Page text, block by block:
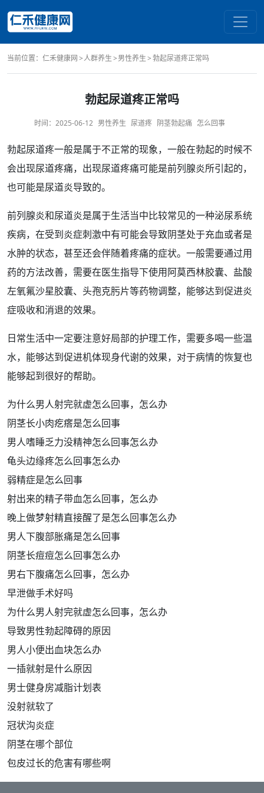
当前位置： 仁禾健康网 人群养生 男性养生 勃起尿道疼正常吗
勃起尿道疼正常吗
时间： 2025-06-12 男性养生 尿道疼 阴茎勃起痛 怎么回事
勃起尿道疼一般是属于不正常的现象，一般在勃起的时候不
会出现尿道疼痛，出现尿道疼痛可能是前列腺炎所引起的，
也可能是尿道炎导致的。
前列腺炎和尿道炎是属于生活当中比较常见的一种泌尿系统
疾病，在受到炎症刺激中有可能会导致阴茎处于充血或者是
水肿的状态，甚至还会伴随着疼痛的症状。一般需要通过用
药的方法改善，需要在医生指导下使用阿莫西林胶囊、 盐酸
左氧氟沙星胶囊、 头孢克肟片等药物调整，能够达到促进炎
症吸收和消退的效果。
日常生活中一定要注意好局部的护理工作，需要多喝一些温
水，能够达到促进机体现身代谢的效果，对于病情的恢复也
能够起到很好的帮助。
为什么男人射完就虚怎么回事，怎么办
阴茎长小肉疙瘩是怎么回事
男人嗜睡乏力没精神怎么回事怎么办
龟头边缘疼怎么回事怎么办
弱精症是怎么回事
射出来的精子带血怎么回事，怎么办
晚上做梦射精直接醒了是怎么回事怎么办
男人下腹部胀痛是怎么回事
阴茎长痘痘怎么回事怎么办
男右下腹痛怎么回事，怎么办
早泄做手术好吗
为什么男人射完就虚怎么回事，怎么办
导致男性勃起障碍的原因
男人小便出血块怎么办
一插就射是什么原因
男士健身房减脂计划表
没射就软了
冠状沟炎症
阴茎在哪个部位
包皮过长的危害有哪些啊